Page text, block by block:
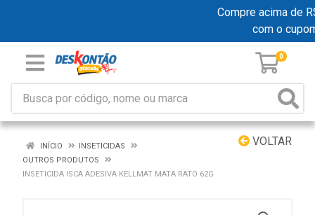
Compre acima de
com o
0
VOLTAR
INÍCIO
INSETICIDAS
OUTROS PRODUTOS
INSETICIDA ISCA ADESIVA KELLMAT MATA RATO 62G